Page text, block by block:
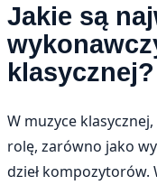
Jakie są
klasycznej?
W muzyce
rolę, zarówno jako
dzieł kompozytorów.